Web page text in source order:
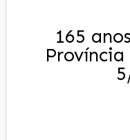
165